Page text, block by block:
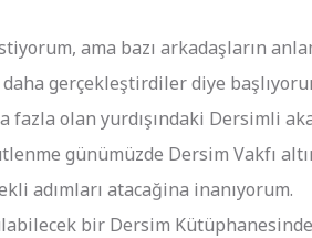
ama bazı arkadaşların
gerçekleştirdiler diye
fazla olan yurdışındaki Dersimli
günümüzde Dersim Vakfı
adımları atacağina inanıyorum.
bir Dersim